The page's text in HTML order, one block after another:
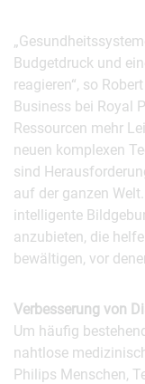
Budgetdruck und
reagieren“, so
Business bei Royal
Ressourcen mehr
neuen komplexen
sind
auf der ganzen
intelligente
anzubieten, die
bewältigen, vor
Verbesserung von
Um häufig
nahtlose
Philips Menschen,